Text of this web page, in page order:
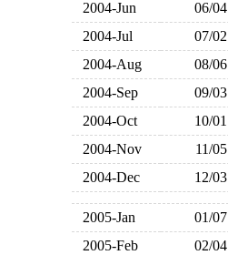
2004-Jun
06/04
2004-Jul
07/02
2004-Aug
08/06
2004-Sep
09/03
2004-Oct
10/01
2004-Nov
11/05
2004-Dec
12/03
2005-Jan 01/07
2005-Feb
02/04